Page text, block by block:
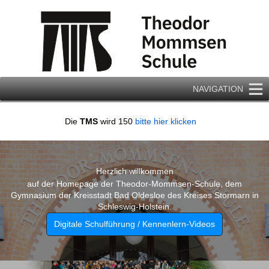
NAVIGATION
Die TMS wird 150 bitte hier klicken
Herzlich willkommen
auf der Homepage der Theodor-Mommsen-Schule, dem
Gymnasium der Kreisstadt Bad Oldesloe des Kreises Stormarn in
Schleswig-Holstein.
Digitale Schulführung / Kennenlern-Videos